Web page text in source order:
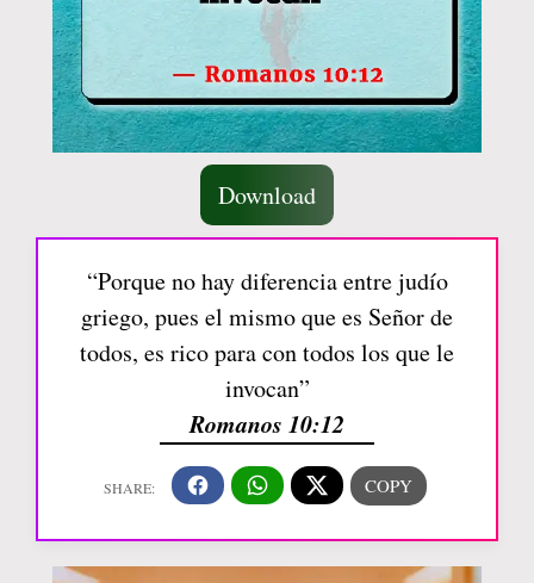
Download
“Porque no hay diferencia entre judío
griego, pues el mismo que es Señor de
todos, es rico para con todos los que le
invocan”
Romanos 10:12